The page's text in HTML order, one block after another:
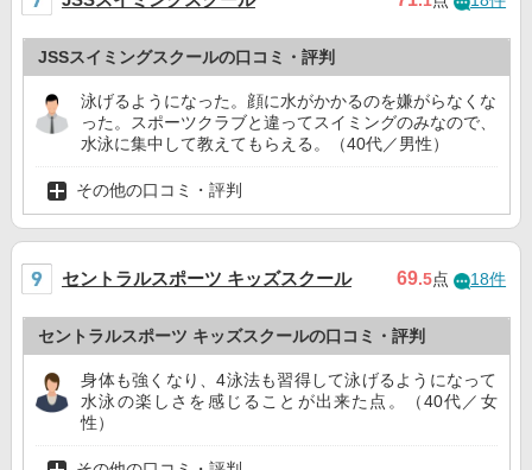
JSSスイミングスクールの口コミ・評判
泳げるようになった。顔に水がかかるのを嫌がらなくな
った。スポーツクラブと違ってスイミングのみなので、
水泳に集中して教えてもらえる。（40代／男性）
その他の口コミ・評判
セントラルスポーツ キッズスクール 69.5点 18件
セントラルスポーツ キッズスクールの口コミ・評判
身体も強くなり、4泳法も習得して泳げるようになって
水泳の楽しさを感じることが出来た点。（40代／女
性）